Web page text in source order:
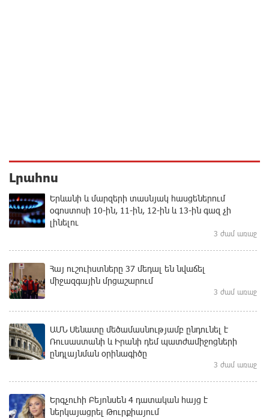
Լրահոս
Երևանի և մարզերի տասնյակ հասցեներում
օգոստոսի 10-ին, 11-ին, 12-ին և 13-ին գազ չի
լինելու
3 ժամ առաջ
Հայ ուշուիստները 37 մեդալ են նվաճել
միջազգային մրցաշարում
3 ժամ առաջ
ԱՄՆ Սենատը մեծամասնությամբ ընդունել է
Ռուսաստանի և Իրանի դեմ պատժամիջոցների
ընդլայնման օրինագիծը
3 ժամ առաջ
Երգչուհի Բեյոնսեն ​​4 դատական հայց է
ներկայացրել Թուրքիայում